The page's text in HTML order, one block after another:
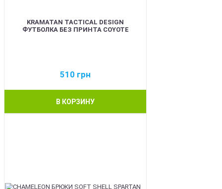
KRAMATAN TACTICAL DESIGN
ФУТБОЛКА БЕЗ ПРИНТА COYOTE
510 грн
В КОРЗИНУ